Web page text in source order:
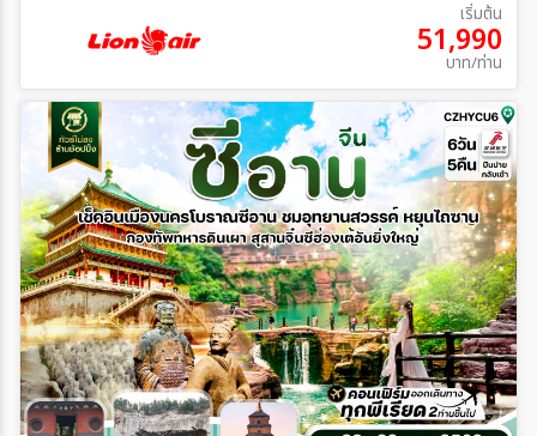
เริ่มต้น
51,990
บาท/ท่าน